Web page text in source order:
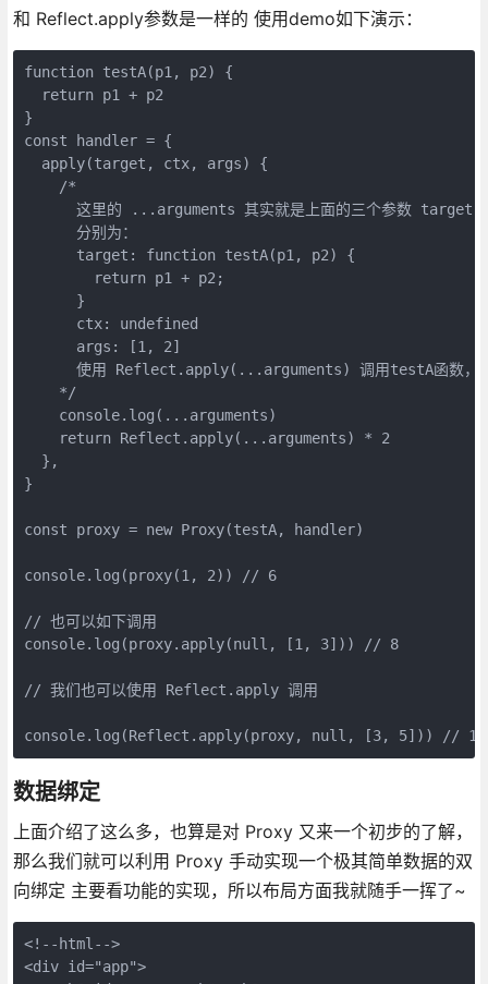
和 Reflect.apply参数是一样的 使用demo如下演示：
function testA(p1, p2) {
  return p1 + p2
}
const handler = {
  apply(target, ctx, args) {
    /*
这里的 ...arguments 其实就是上面的三个参数
      分别为：
      target: function testA(p1, p2) {
        return p1 + p2;
      }
      ctx: undefined
      args: [1, 2]
使用 Reflect.apply(...arguments) 调用testA函数，
    */
    console.log(...arguments)
    return Reflect.apply(...arguments) * 2
  },
}
const proxy = new Proxy(testA, handler)
console.log(proxy(1, 2)) // 6
// 也可以如下调用
console.log(proxy.apply(null, [1, 3])) // 8
// 我们也可以使用 Reflect.apply 调用
console.log(Reflect.apply(proxy, null, [3, 5])) // 16
数据绑定
上面介绍了这么多，也算是对 Proxy 又来一个初步的了解，
那么我们就可以利用 Proxy 手动实现一个极其简单数据的双
向绑定 主要看功能的实现，所以布局方面我就随手一挥了~
<!--html-->
<div id="app">